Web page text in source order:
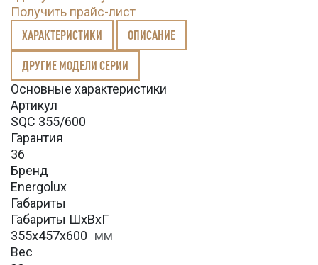
Получить прайс-лист
ХАРАКТЕРИСТИКИ ОПИСАНИЕ
ДРУГИЕ МОДЕЛИ СЕРИИ
Основные характеристики
Артикул
SQC 355/600
Гарантия
36
Бренд
Energolux
Габариты
Габариты ШхВхГ
355x457x600 мм
Вес